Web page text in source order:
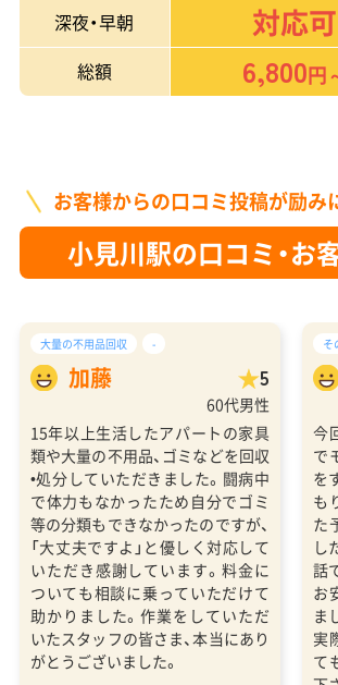
深夜・早朝 対応可
総額
6,800円
お客様からの口コミ投稿が励み
小見川駅の口コミ・お
大量の不用品回収 -
加藤 5
60代男性
15年以上生活したアパートの家具
類や大量の不用品、ゴミなどを回収
•処分していただきました。闘病中
で体力もなかったため自分でゴミ
等の分類もできなかったのですが、
「大丈夫ですよ」と優しく対応して
いただき感謝しています。料金に
ついても相談に乗っていただけて
助かりました。作業をしていただ
いたスタッフの皆さま、本当にあり
がとうございました。
そ
今
で
を
も
た
し
話
お
ま
実
て